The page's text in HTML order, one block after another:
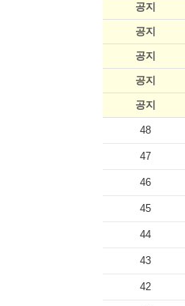
공지
공지
공지
공지
공지
48
47
46
45
44
43
42